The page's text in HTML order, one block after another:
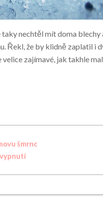
nechtěl mít doma
Řekl, že by klidně zaplatil i
zajímavé, jak takhle
šmrnc